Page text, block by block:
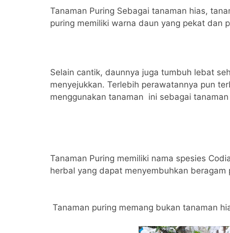
Tanaman Puring Sebagai tanaman hias,
puring memiliki warna daun yang pekat dan
Selain cantik, daunnya juga tumbuh lebat
menyejukkan. Terlebih perawatannya pun
menggunakan tanaman ini sebagai tanaman
Tanaman Puring memiliki nama spesies
herbal yang dapat menyembuhkan beragam
Tanaman puring memang bukan tanaman